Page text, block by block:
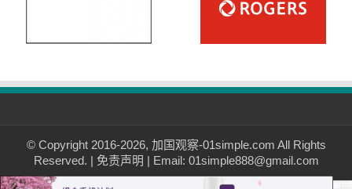
© Copyright 2016-2026, 加国观察-01simple.com All Rights
Reserved. | 免责声明 | Email: 01simple888@gmail.com